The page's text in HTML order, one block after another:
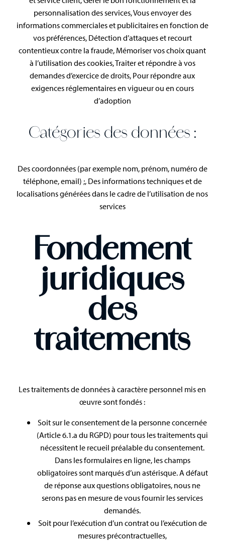
personnalisation des services, Vous envoyer des
informations commerciales et publicitaires en fonction de
vos préférences, Détection d’attaques et recourt
contentieux contre la fraude, Mémoriser vos choix quant
à l’utilisation des cookies, Traiter et répondre à vos
demandes d’exercice de droits, Pour répondre aux
exigences réglementaires en vigueur ou en cours
d’adoption
Catégories des données :
Des coordonnées (par exemple nom, prénom, numéro de
téléphone, email) ;, Des informations techniques et de
localisations générées dans le cadre de l’utilisation de nos
services
Fondement
juridiques
des
traitements
Les traitements de données à caractère personnel mis en
œuvre sont fondés :
Soit sur le consentement de la personne concernée
(Article 6.1.a du RGPD) pour tous les traitements qui
nécessitent le recueil préalable du consentement.
Dans les formulaires en ligne, les champs
obligatoires sont marqués d’un astérisque. A défaut
de réponse aux questions obligatoires, nous ne
serons pas en mesure de vous fournir les services
demandés.
Soit pour l’exécution d’un contrat ou l’exécution de
mesures précontractuelles,